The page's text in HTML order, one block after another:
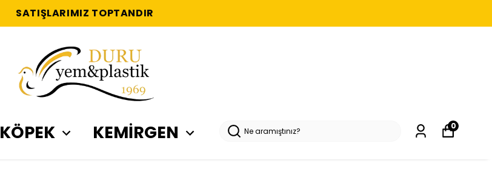
SATIŞLARIMIZ TOPTANDIR
KÖPEK KEMİRGEN 0